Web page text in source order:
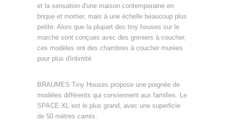
et la sensation d'une maison contemporaine en
brique et mortier, mais à une échelle beaucoup plus
petite. Alors que la plupart des tiny houses sur le
marché sont conçues avec des greniers à coucher,
ces modèles ont des chambres à coucher murées
pour plus d'intimité.
BRAUMES Tiny Houses propose une poignée de
modèles différents qui conviennent aux familles. Le
SPACE XL est le plus grand, avec une superficie
de 50 mètres carrés.